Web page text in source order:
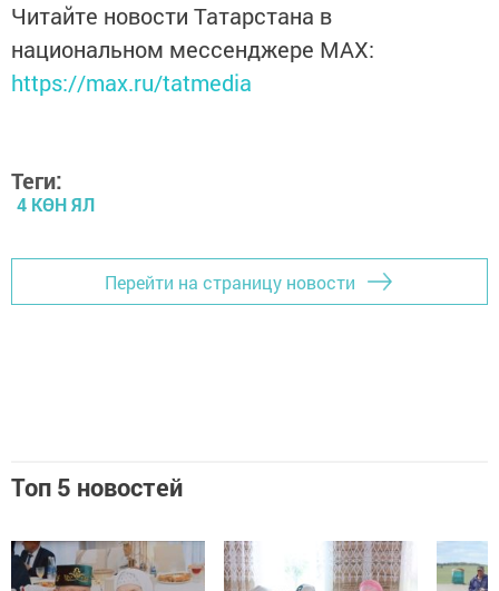
Читайте новости Татарстана в
национальном мессенджере MАХ:
https://max.ru/tatmedia
Теги:
4 КӨН ЯЛ
Перейти на страницу новости
Топ 5 новостей